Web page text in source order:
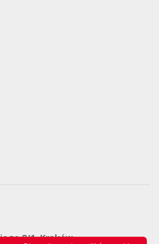
8/1, Kraków